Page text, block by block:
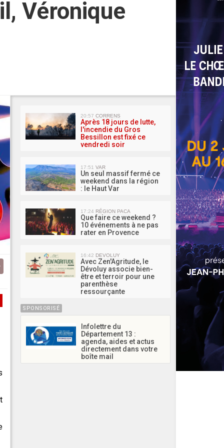
Véronique
20:57 CORRENS
Après 18 jours de lutte,
l'incendie du Gros
Bessillon est fixé ce
vendredi soir
17:51 VAR
Un seul massif fermé ce
weekend dans la région
: le Haut Var
17:24 RÉGION PACA
Que faire ce weekend ?
10 événements à ne pas
rater en Provence
16:42 DEVOLUY
Avec Zen'Agritude, le
Dévoluy associe bien-
être et terroir pour une
parenthèse
ressourçante
SPONSORISÉ
Infolettre du
Département 13 :
agenda, aides et actus
directement dans votre
boîte mail